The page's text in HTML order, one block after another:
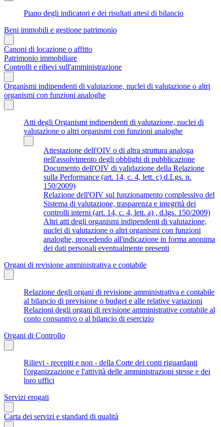
Piano degli indicatori e dei risultati attesi di bilancio
Beni immobili e gestione patrimonio
Canoni di locazione o affitto
Patrimonio immobiliare
Controlli e rilievi sull'amministrazione
Organismi indipendenti di valutazione, nuclei di valutazione o altri
organismi con funzioni analoghe
Atti degli Organismi indipendenti di valutazione, nuclei di
valutazione o altri organismi con funzioni analoghe
Attestazione dell'OIV o di altra struttura analoga
nell'assolvimento degli obblighi di pubblicazione
Documento dell'OIV di validazione della Relazione
sulla Performance (art. 14, c. 4, lett. c) d.Lgs. n.
150/2009)
Relazione dell'OIV sul funzionamento complessivo del
Sistema di valutazione, trasparenza e integrità dei
controlli interni (art. 14, c. 4, lett. a) , d.lgs. 150/2009)
Altri atti degli organismi indipendenti di valutazione,
nuclei di valutazione o altri organismi con funzioni
analoghe, procedendo all'indicazione in forma anonima
dei dati personali eventualmente presenti
Organi di revisione amministrativa e contabile
Relazione degli organi di revisione amministrativa e contabile
al bilancio di previsione o budget e alle relative variazioni
Relazioni degli organi di revisione amministrative contabile al
conto consuntivo o al bilancio di esercizio
Organi di Controllo
Rilievi - recepiti e non - della Corte dei conti riguardanti
l'organizzazione e l'attività delle amministrazioni stesse e dei
loro uffici
Servizi erogati
Carta dei servizi e standard di qualità